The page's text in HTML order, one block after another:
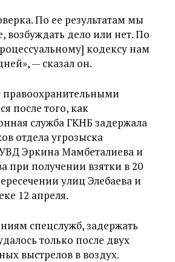
По ее результатам мы
дело или нет. По
кодексу нам
— сказал он.
после того, как
служба ГКНБ задержала
отдела угрозыска
Эркина Мамбеталиева и
при получении взятки в 20
улиц Элебаева и
12 апреля.
спецслужб, задержать
только после двух
выстрелов в воздух.